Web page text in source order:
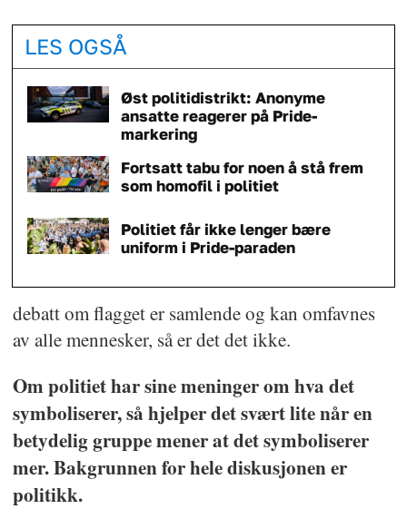
LES OGSÅ
Øst politidistrikt: Anonyme
ansatte reagerer på Pride-
markering
Fortsatt tabu for noen å stå frem
som homofil i politiet
Politiet får ikke lenger bære
uniform i Pride-paraden
debatt om flagget er samlende og kan omfavnes
av alle mennesker, så er det det ikke.
Om politiet har sine meninger om hva det
symboliserer, så hjelper det svært lite når en
betydelig gruppe mener at det symboliserer
mer. Bakgrunnen for hele diskusjonen er
politikk.